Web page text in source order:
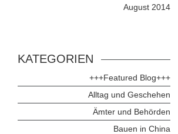
August 2014
KATEGORIEN
+++Featured Blog+++
Alltag und Geschehen
Ämter und Behörden
Bauen in China